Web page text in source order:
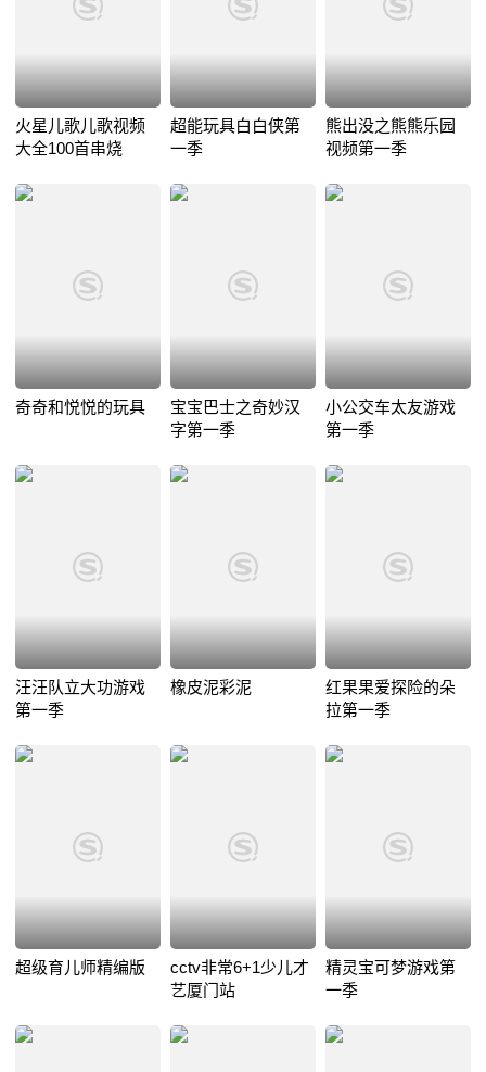
火星儿歌儿歌视频
大全100首串烧
超能玩具白白侠第
一季
熊出没之熊熊乐园
视频第一季
奇奇和悦悦的玩具
宝宝巴士之奇妙汉
字第一季
小公交车太友游戏
第一季
汪汪队立大功游戏
第一季
橡皮泥彩泥
红果果爱探险的朵
拉第一季
超级育儿师精编版
cctv非常6+1少儿才
艺厦门站
精灵宝可梦游戏第
一季